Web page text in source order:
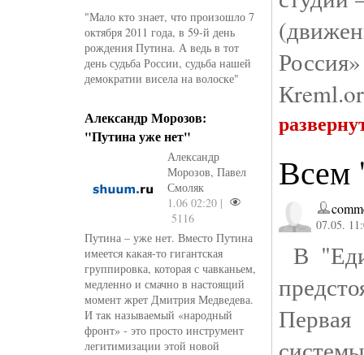
"Мало кто знает, что произошло 7
октября 2011 года, в 59-й день
рождения Путина. А ведь в тот
день судьба России, судьба нашей
демократии висела на волоске"
Александр Морозов:
"Путина уже нет"
Александр
Морозов, Павел
Смоляк
1.06 02:20 |
5116
Путина – уже нет. Вместо Путина
имеется какая-то гигантская
группировка, которая с чавканьем,
медленно и смачно в настоящий
момент жрет Дмитрия Медведева.
И так называемый «народный
фронт» - это просто инструмент
легитимизации этой новой
Всем
07.05.
В